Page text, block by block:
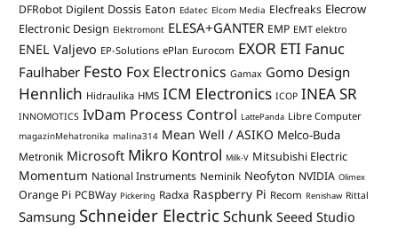
DFRobot Digilent Dossis Eaton Edatec Elcom Media Elecfreaks Elecrow
Electronic Design Elektromont ELESA+GANTER EMP EMT elektro
ENEL Valjevo EP-Solutions ePlan Eurocom EXOR ETI Fanuc
Faulhaber Festo Fox Electronics Gamax Gomo Design
Hennlich Hidraulika HMS ICM Electronics ICOP INEA SR
INNOMOTICS IvDam Process Control LattePanda Libre Computer
magazinMehatronika malina314 Mean Well / ASIKO Melco-Buda
Metronik Microsoft Mikro Kontrol Milk-V Mitsubishi Electric
Momentum National Instruments Neminik Neofyton NVIDIA Olimex
Orange Pi PCBWay Pickering Radxa Raspberry Pi Recom Renishaw Rittal
Samsung Schneider ElectricSchunk Seeed Studio